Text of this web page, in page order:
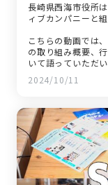
長崎県西海市役所
ィブカンパニーと
こちらの動画では
の取り組み概要、
いて語っていただい
2024/10/11